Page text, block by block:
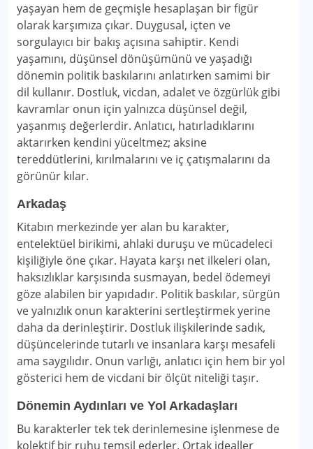
yaşayan hem de geçmişle hesaplaşan bir figür
olarak karşımıza çıkar. Duygusal, içten ve
sorgulayıcı bir bakış açısına sahiptir. Kendi
yaşamını, düşünsel dönüşümünü ve yaşadığı
dönemin politik baskılarını anlatırken samimi bir
dil kullanır. Dostluk, vicdan, adalet ve özgürlük gibi
kavramlar onun için yalnızca düşünsel değil,
yaşanmış değerlerdir. Anlatıcı, hatırladıklarını
aktarırken kendini yüceltmez; aksine
tereddütlerini, kırılmalarını ve iç çatışmalarını da
görünür kılar.
Arkadaş
Kitabın merkezinde yer alan bu karakter,
entelektüel birikimi, ahlaki duruşu ve mücadeleci
kişiliğiyle öne çıkar. Hayata karşı net ilkeleri olan,
haksızlıklar karşısında susmayan, bedel ödemeyi
göze alabilen bir yapıdadır. Politik baskılar, sürgün
ve yalnızlık onun karakterini sertleştirmek yerine
daha da derinleştirir. Dostluk ilişkilerinde sadık,
düşüncelerinde tutarlı ve insanlara karşı mesafeli
ama saygılıdır. Onun varlığı, anlatıcı için hem bir yol
gösterici hem de vicdani bir ölçüt niteliği taşır.
Dönemin Aydınları ve Yol Arkadaşları
Bu karakterler tek tek derinlemesine işlenmese de
kolektif bir ruhu temsil ederler. Ortak idealler